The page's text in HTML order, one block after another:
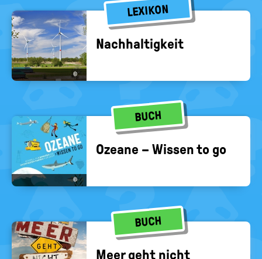
LEXIKON
©
Nach­hal­tig­keit
BUCH
©
Ozea­ne – Wis­sen to go
BUCH
Meer geht nicht